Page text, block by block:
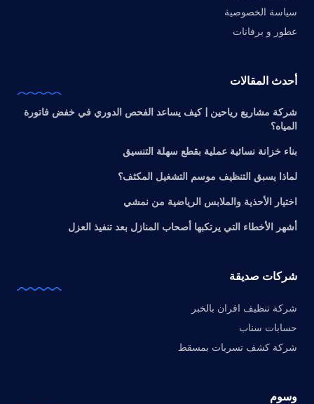
سياسة الخصوصية
عطور و برفانات
أحدث المقالات
شركة مشاريع رياحين | كيف يساعد الفحص الدوري في خفض فاتورة
المياه؟
بناء خزانة نسائية عملية بقطع سهلة التنسيق
لماذا يسبق التنظيف موسم التشغيل المكثف؟
اختيار الأحذية والملابس الرياضية من نمشي
أشهر الأخطاء التي يرتكبها أصحاب المنازل بعد تنفيذ العزل
شركات صديقة
شركة تنظيف افران بالخبر
حسابات سناب
شركة كشف تسربات بمسقط
وسوم